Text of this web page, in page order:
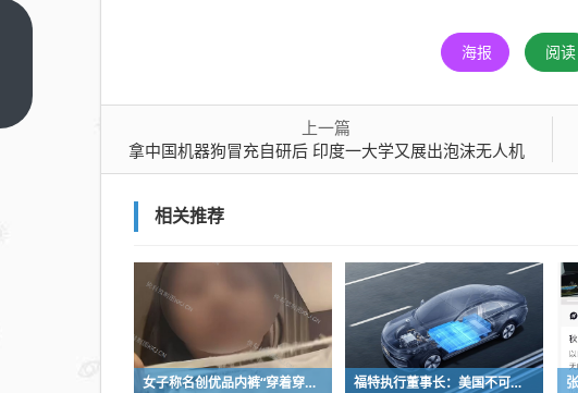
海报 阅读
上一篇
拿中国机器狗冒充自研后 印度一大学又展出泡沫无人机
相关推荐
女子称名创优品内裤“穿着穿着掉了”让其颜面尽失 品牌方客服回应：已启动紧急调查 福特执行董事长：美国不可能永远把中国车企挡在门外 进来也有信心击败